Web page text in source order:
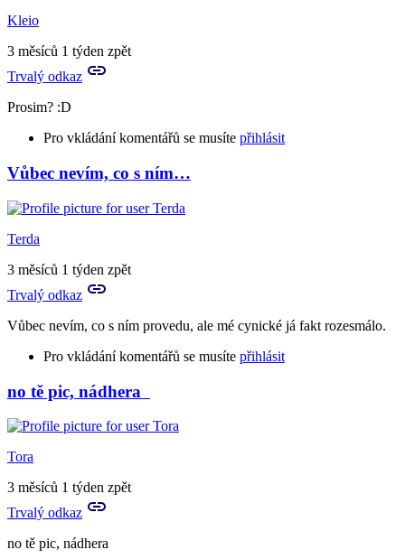
To
bude
generické
…
Rya
Kleio
3 měsíců 1 týden zpět
Trvalý odkaz
Prosim? :D
Pro vkládání komentářů se musíte přihlásit
Vůbec nevím, co s ním…
Terda
3 měsíců 1 týden zpět
Trvalý odkaz
Vůbec nevím, co s ním provedu, ale mé cynické já fakt rozesmálo.
Pro vkládání komentářů se musíte přihlásit
no tě pic, nádhera
Tora
3 měsíců 1 týden zpět
Trvalý odkaz
no tě pic, nádhera